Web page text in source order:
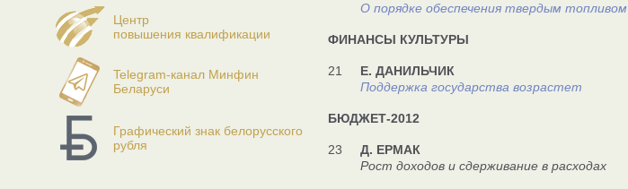
Центр
повышения квалификации
Telegram-канал Минфин
Беларуси
Графический знак белорусского
рубля
О порядке обеспечения твердым топливом
ФИНАНСЫ КУЛЬТУРЫ
21
Е. ДАНИЛЬЧИК
Поддержка государства возрастет
БЮДЖЕТ-2012
23 Д. ЕРМАК
Рост доходов и сдерживание в расходах